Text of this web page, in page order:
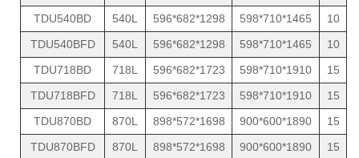
TDU540BD
540L 596*682*1298 598*710*1465 10
TDU540BFD
540L 596*682*1298 598*710*1465 10
TDU718BD
718L 596*682*1723 598*710*1910 15
TDU718BFD
718L 596*682*1723 598*710*1910 15
TDU870BD
870L 898*572*1698 900*600*1890 15
TDU870BFD
870L 898*572*1698 900*600*1890 15